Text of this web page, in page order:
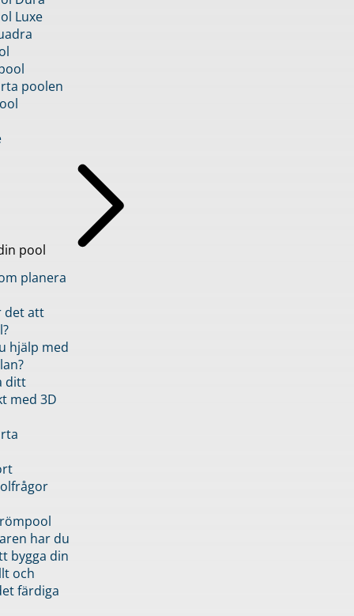
Luxe
poolen
pool
planera
det att
hjälp med
ditt
med 3D
har du
bygga din
och
färdiga